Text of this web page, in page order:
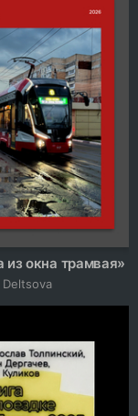
из окна трамвая»